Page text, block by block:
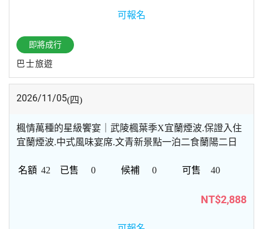
可報名
即將成行
巴士旅遊
2026/11/05(四)
楓情萬種的星級饗宴｜武陵楓葉季X宜蘭煙波.保證入住
宜蘭煙波.中式風味宴席.文青新景點一泊二食蘭陽二日
42 0 0 40
NT$2,888